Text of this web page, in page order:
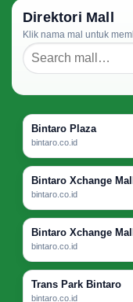
Direktori Mall
Klik nama mal untuk
Bintaro Plaza
bintaro.co.id
Bintaro Xchange Mall
bintaro.co.id
Bintaro Xchange
bintaro.co.id
Trans Park Bintaro
bintaro.co.id